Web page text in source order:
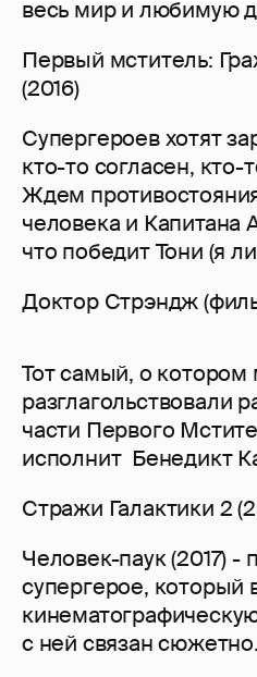
весь мир и любимую
Первый мститель:
(2016)
Супергероев хотят
кто-то согласен, кто-
Ждем
человека и Капитана
что победит Тони (я
Доктор Стрэндж
Тот самый, о котором
разглагольствовали
части Первого
исполнит Бенедикт
Стражи Галактики 2
Человек-паук (2017)
супергерое, который
с ней связан сюжетно.